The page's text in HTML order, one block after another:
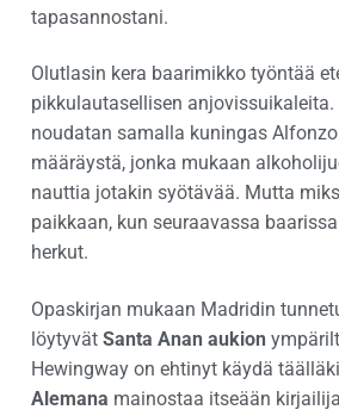
tapasannostani.
Olutlasin kera baarimikko työntää
pikkulautasellisen
noudatan samalla kuningas
määräystä, jonka mukaan
nauttia jotakin syötävää. Mutta
paikkaan, kun seuraavassa
herkut.
Opaskirjan mukaan Madridin
löytyvät Santa Anan aukion
Hewingway on ehtinyt käydä
Alemana mainostaa itseään